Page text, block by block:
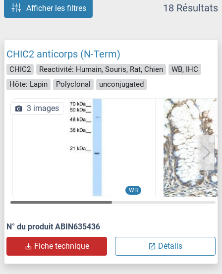
Afficher les filtres 18 Résultats
CHIC2 anticorps (N-Term)
CHIC2 Reactivité: Humain, Souris, Rat, Chien
WB, IHC
Hôte: Lapin
Polyclonal unconjugated
WB
3 images
N° du produit ABIN635436
Fiche technique Détails